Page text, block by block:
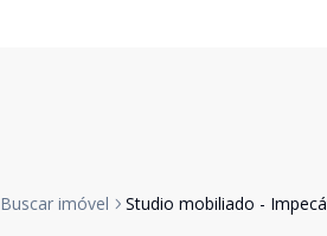
Buscar imóvel Studio mobiliado -